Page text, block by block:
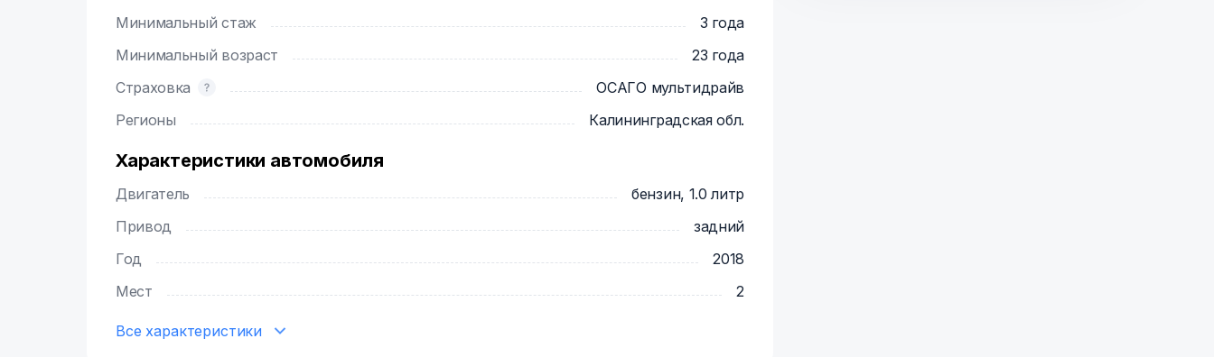
Минимальный стаж
3 года
Минимальный возраст
23 года
Страховка
ОСАГО мультидрайв
Регионы
Калининградская обл.
Характеристики автомобиля
Двигатель
бензин, 1.0 литр
Привод
задний
Год
2018
Мест
2
Все характеристики